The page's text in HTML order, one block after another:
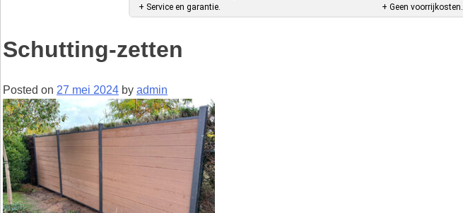
+ Service en garantie.
+ Geen voorrijkosten.
Schutting-zetten
Posted on 27 mei 2024 by admin